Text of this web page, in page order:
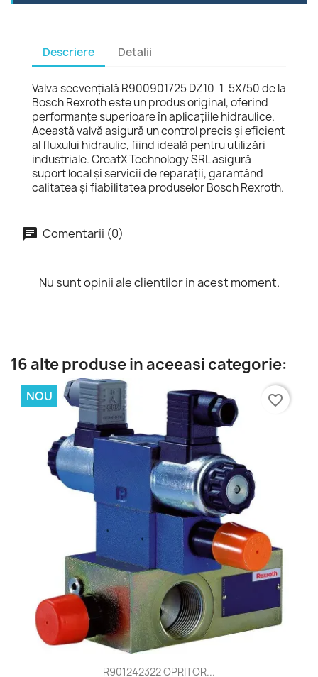
Descriere Detalii
Valva secvenţială R900901725 DZ10-1-5X/50 de la
Bosch Rexroth este un produs original, oferind
performanțe superioare în aplicațiile hidraulice.
Această valvă asigură un control precis și eficient
al fluxului hidraulic, fiind ideală pentru utilizări
industriale. CreatX Technology SRL asigură
suport local și servicii de reparații, garantând
calitatea și fiabilitatea produselor Bosch Rexroth.
Comentarii (0)
Nu sunt opinii ale clientilor in acest moment.
16 alte produse in aceeasi categorie:
R901242322 OPRITOR...
NOU favorite_border